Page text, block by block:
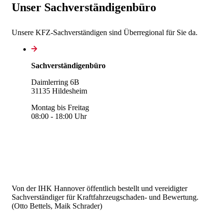
Unser Sachverständigenbüro
Unsere KFZ-Sachverständigen sind Überregional für Sie da.
Sachverständigenbüro
Daimlerring 6B
31135 Hildesheim
Montag bis Freitag
08:00 - 18:00 Uhr
Von der IHK Hannover öffentlich bestellt und vereidigter
Sachverständiger für Kraftfahrzeugschaden- und Bewertung.
(Otto Bettels, Maik Schrader)